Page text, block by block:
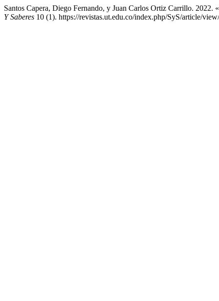
Santos Capera, Diego Fernando, y Juan Carlos Ortiz Carrillo.
Y Saberes 10 (1). https://revistas.ut.edu.co/index.php/SyS/article/